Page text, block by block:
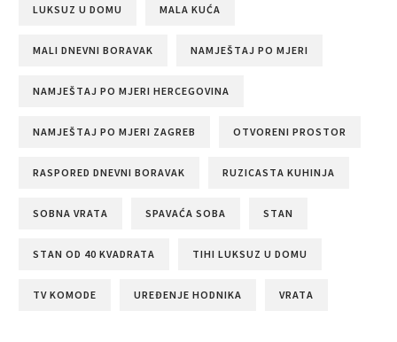
LUKSUZ U DOMU MALA KUĆA
MALI DNEVNI BORAVAK NAMJEŠTAJ PO MJERI
NAMJEŠTAJ PO MJERI HERCEGOVINA
NAMJEŠTAJ PO MJERI ZAGREB OTVORENI PROSTOR
RASPORED DNEVNI BORAVAK RUZICASTA KUHINJA
SOBNA VRATA SPAVAĆA SOBA STAN
STAN OD 40 KVADRATA TIHI LUKSUZ U DOMU
TV KOMODE UREĐENJE HODNIKA VRATA